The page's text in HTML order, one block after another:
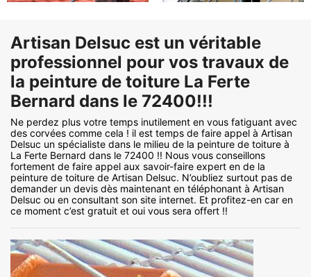
Artisan Delsuc est un véritable
professionnel pour vos travaux de
la peinture de toiture La Ferte
Bernard dans le 72400!!!
Ne perdez plus votre temps inutilement en vous fatiguant avec
des corvées comme cela ! il est temps de faire appel à Artisan
Delsuc un spécialiste dans le milieu de la peinture de toiture à
La Ferte Bernard dans le 72400 !! Nous vous conseillons
fortement de faire appel aux savoir-faire expert en de la
peinture de toiture de Artisan Delsuc. N’oubliez surtout pas de
demander un devis dès maintenant en téléphonant à Artisan
Delsuc ou en consultant son site internet. Et profitez-en car en
ce moment c’est gratuit et oui vous sera offert !!